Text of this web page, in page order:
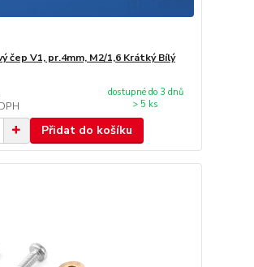
čep V1, pr.4mm, M2/1,6 Krátký Bílý
dostupné do 3 dnů
> 5 ks
Přidat do košíku